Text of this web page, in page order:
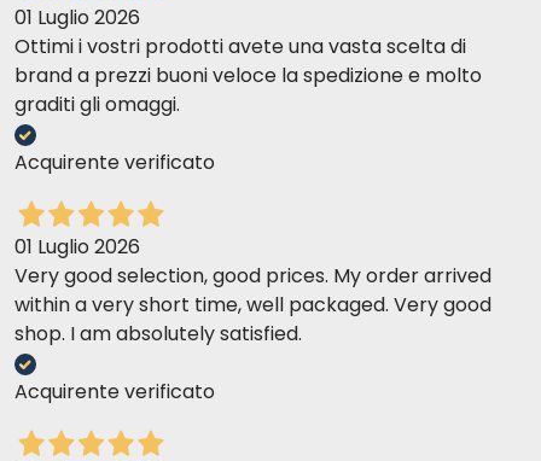
01 Luglio 2026
Ottimi i vostri prodotti avete una vasta scelta di
brand a prezzi buoni veloce la spedizione e molto
graditi gli omaggi.
Acquirente verificato
01 Luglio 2026
Very good selection, good prices. My order arrived
within a very short time, well packaged. Very good
shop. I am absolutely satisfied.
Acquirente verificato